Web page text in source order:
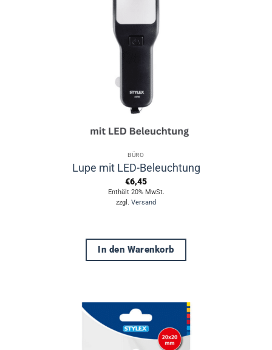
BÜRO
Lupe mit LED-Beleuchtung
€6,45
Enthält 20% MwSt.
zzgl. Versand
In den Warenkorb